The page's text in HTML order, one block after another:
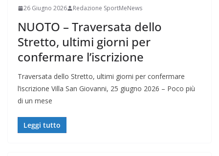
26 Giugno 2026 Redazione SportMeNews
NUOTO – Traversata dello
Stretto, ultimi giorni per
confermare l’iscrizione
Traversata dello Stretto, ultimi giorni per confermare
l’iscrizione Villa San Giovanni, 25 giugno 2026 – Poco più
di un mese
Leggi tutto